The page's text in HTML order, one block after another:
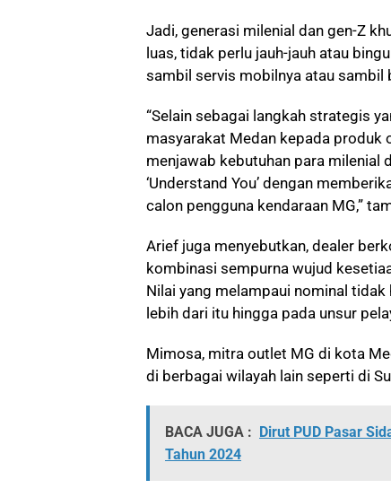
Jadi, generasi milenial dan gen-Z
luas, tidak perlu jauh-jauh atau
sambil servis mobilnya atau
“Selain sebagai langkah strategis
masyarakat Medan kepada produk
menjawab kebutuhan para milenial
‘Understand You’ dengan
calon pengguna kendaraan MG,”
Arief juga menyebutkan, dealer
kombinasi sempurna wujud
Nilai yang melampaui nominal
lebih dari itu hingga pada unsur
Mimosa, mitra outlet MG di kota
di berbagai wilayah lain seperti di
BACA JUGA : Dirut PUD Pasar
Tahun 2024